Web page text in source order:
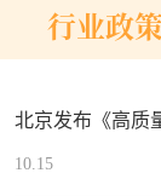
行业政
北京发布《高质
群实施方案（
10.15